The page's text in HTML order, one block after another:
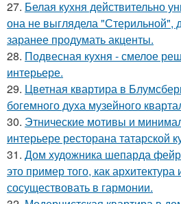
27. Белая кухня действительно
она не выглядела "Стерильной",
заранее продумать акценты.
28. Подвесная кухня - смелое
интерьере.
29. Цветная квартира в
богемного духа музейного
30. Этнические мотивы и
интерьере ресторана татарской
31. Дом художника шепарда
это пример того, как
сосуществовать в гармонии.